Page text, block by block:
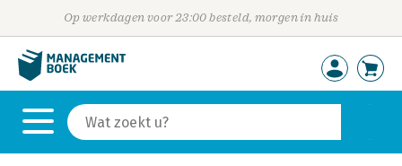
Op werkdagen voor 23:00 besteld, morgen in huis